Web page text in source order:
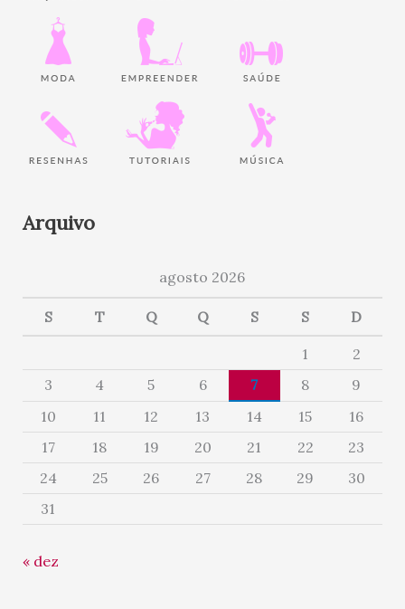
Arquivo
agosto 2026
S T Q Q S S D
1
2
3
4 5 6 7 8
9
10
11 12 13 14 15
16
17
18 19 20 21 22
23
24
25 26 27 28 29
30
31
« dez